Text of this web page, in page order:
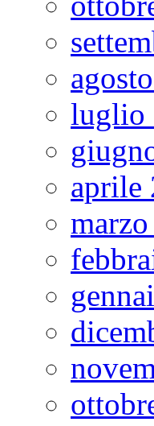
luglio
aprile